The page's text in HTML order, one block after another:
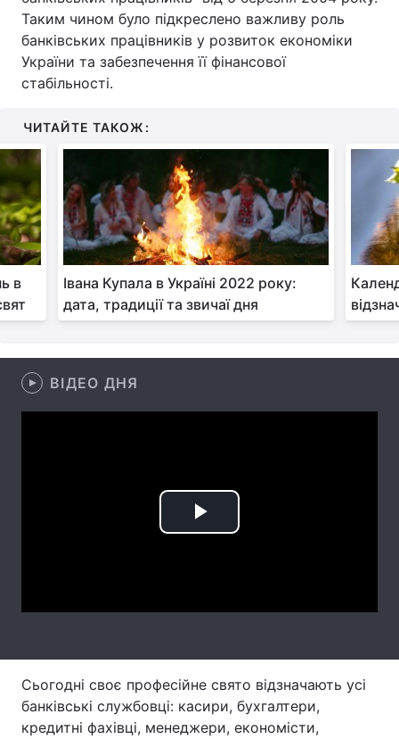
Зброя Інциденти
Здоров'я Туризм
Лонгріди
Відео з Youtube Статті
Архів Вакансії
Послуги
Таким чином було підкреслено важливу роль
банківських працівників у розвиток економіки
України та забезпечення її фінансової
стабільності.
ЧИТАЙТЕ ТАКОЖ:
в
Івана Купала в Україні 2022 року:
дата, традиції та звичаї дня
ВІДЕО ДНЯ
Play
Сьогодні своє професійне свято відзначають усі
банківські службовці: касири, бухгалтери,
кредитні фахівці, менеджери, економісти,